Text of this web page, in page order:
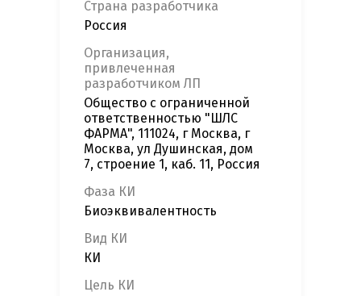
Страна разработчика
Россия
Организация,
привлеченная
разработчиком ЛП
Общество с ограниченной
ответственностью "ШЛС
ФАРМА", 111024, г Москва, г
Москва, ул Душинская, дом
7, строение 1, каб. 11, Россия
Фаза КИ
Биоэквивалентность
Вид КИ
КИ
Цель КИ